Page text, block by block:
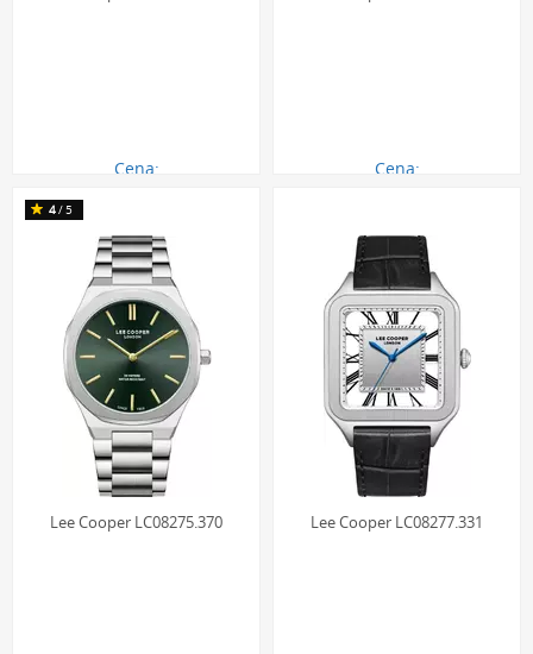
Cena:
Cena:
Lee Cooper LC08275.370
4/5
Lee Cooper LC08277.331